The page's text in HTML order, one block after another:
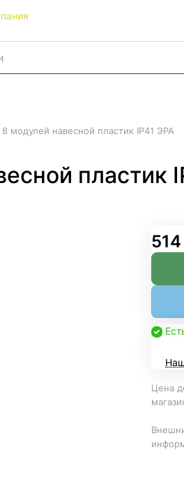
модулей навесной пластик IP41 ЭРА
пластик
Цена